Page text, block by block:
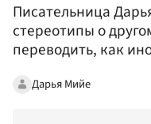
Писательница
стереотипы о
переводить, как
Дарья Мийе